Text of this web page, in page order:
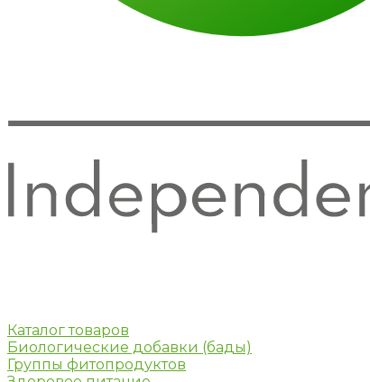
Каталог товаров
Биологические добавки (бады)
Группы фитопродуктов